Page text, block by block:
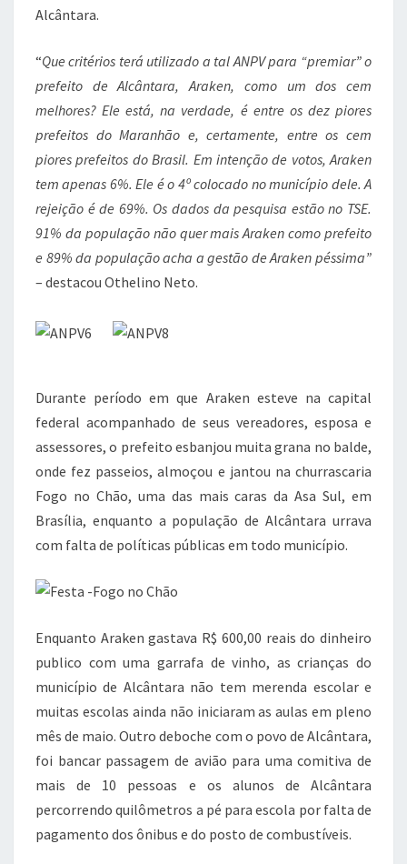
Alcântara.
“Que critérios terá utilizado a tal ANPV para “premiar” o
prefeito de Alcântara, Araken, como um dos cem
melhores? Ele está, na verdade, é entre os dez piores
prefeitos do Maranhão e, certamente, entre os cem
piores prefeitos do Brasil. Em intenção de votos, Araken
tem apenas 6%. Ele é o 4º colocado no município dele. A
rejeição é de 69%. Os dados da pesquisa estão no TSE.
91% da população não quer mais Araken como prefeito
e 89% da população acha a gestão de Araken péssima”
– destacou Othelino Neto.
Durante período em que Araken esteve na capital
federal acompanhado de seus vereadores, esposa e
assessores, o prefeito esbanjou muita grana no balde,
onde fez passeios, almoçou e jantou na churrascaria
Fogo no Chão, uma das mais caras da Asa Sul, em
Brasília, enquanto a população de Alcântara urrava
com falta de políticas públicas em todo município.
Enquanto Araken gastava R$ 600,00 reais do dinheiro
publico com uma garrafa de vinho, as crianças do
município de Alcântara não tem merenda escolar e
muitas escolas ainda não iniciaram as aulas em pleno
mês de maio. Outro deboche com o povo de Alcântara,
foi bancar passagem de avião para uma comitiva de
mais de 10 pessoas e os alunos de Alcântara
percorrendo quilômetros a pé para escola por falta de
pagamento dos ônibus e do posto de combustíveis.